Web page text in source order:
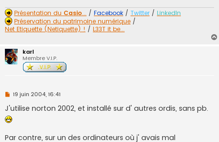
Présentation du Casio... / Facebook / Twitter / LinkedIn
Préservation du patrimoine numérique /
Net Etiquette (Netiquette) ! / L33T it be...
karl
Membre V.I.P.
M
s
s
a
n
19 juin 2004, 16:41
J'utilise norton 2002, et installé sur d' autres ordis, sans pb.
Par contre, sur un des ordinateurs où j' avais mal